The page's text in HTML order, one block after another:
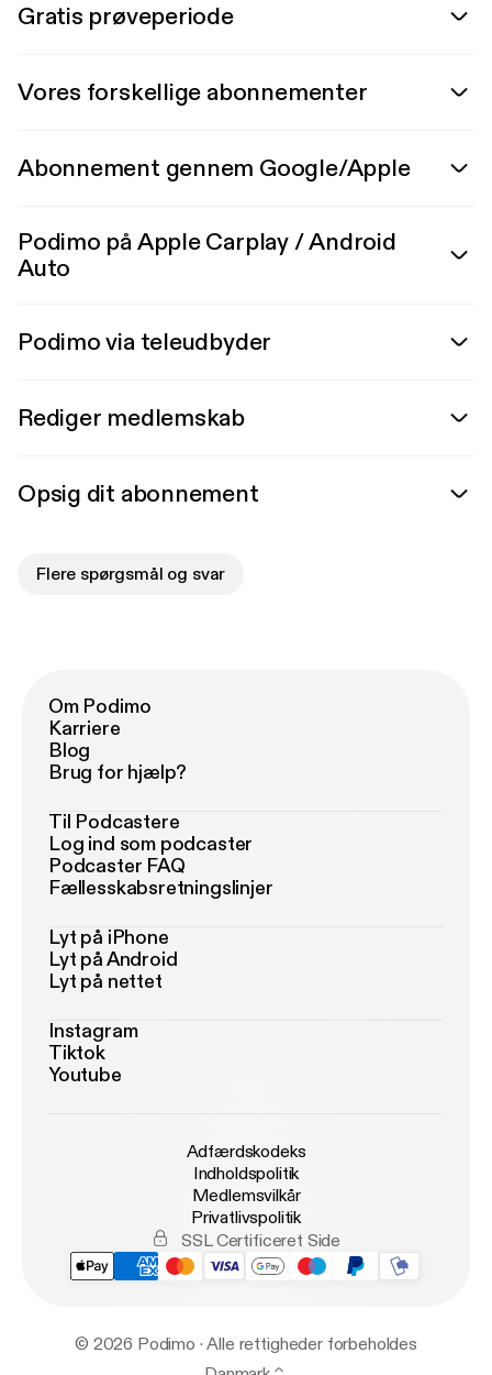
Gratis prøveperiode
Vores forskellige abonnementer
Abonnement gennem Google/Apple
Podimo på Apple Carplay / Android
Auto
Podimo via teleudbyder
Rediger medlemskab
Opsig dit abonnement
Flere spørgsmål og svar
Om Podimo
Karriere
Blog
Brug for hjælp?
Til Podcastere
Log ind som podcaster
Podcaster FAQ
Fællesskabsretningslinjer
Lyt på iPhone
Lyt på Android
Lyt på nettet
Instagram
Tiktok
Youtube
Adfærdskodeks
Indholdspolitik
Medlemsvilkår
Privatlivspolitik
SSL Certificeret Side
© 2026 Podimo · Alle rettigheder forbeholdes